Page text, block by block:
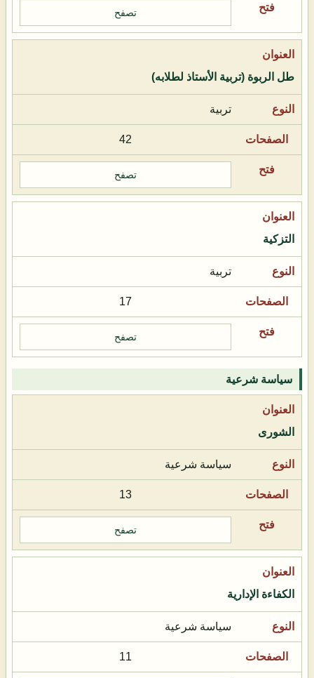
تصفح
طل الربوة (تربية الأستاذ لطلابه)
تربية
42
تصفح
التزكية
تربية
17
تصفح
سياسة شرعية
الشورى
سياسة شرعية
13
تصفح
الكفاءة الإدارية
سياسة شرعية
11